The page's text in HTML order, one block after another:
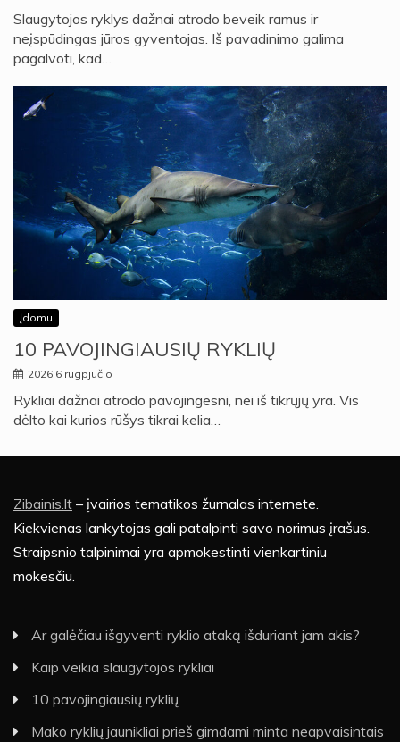
Slaugytojos ryklys dažnai atrodo beveik ramus ir
neįspūdingas jūros gyventojas. Iš pavadinimo galima
pagalvoti, kad…
Įdomu
10 PAVOJINGIAUSIŲ RYKLIŲ
2026 6 rugpjūčio
Rykliai dažnai atrodo pavojingesni, nei iš tikrųjų yra. Vis
dėlto kai kurios rūšys tikrai kelia…
Zibainis.lt – įvairios tematikos žurnalas internete.
Kiekvienas lankytojas gali patalpinti savo norimus įrašus.
Straipsnio talpinimai yra apmokestinti vienkartiniu
mokesčiu.
Ar galėčiau išgyventi ryklio ataką išduriant jam akis?
Kaip veikia slaugytojos rykliai
10 pavojingiausių ryklių
Mako ryklių jaunikliai prieš gimdami minta neapvaisintais